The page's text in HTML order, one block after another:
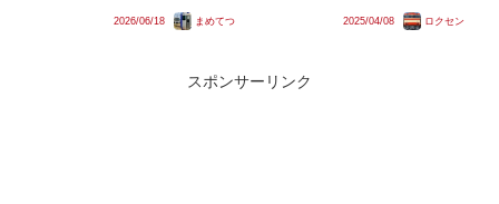
クセス線の真下をJR成田線我孫
ん。現在、成田線我孫子支線と成
2026/06/18 まめてつ
3000番台、6000番台からなる車
2025/04/08 ロクセン
スポンサーリンク